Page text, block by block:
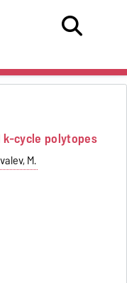
cycle polytopes
M.